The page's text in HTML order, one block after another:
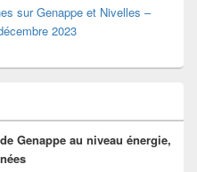
sur Genappe et Nivelles –
2023
Genappe au niveau énergie,